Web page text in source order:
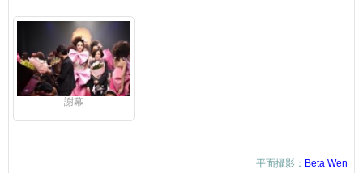
謝幕
平面攝影： Beta Wen